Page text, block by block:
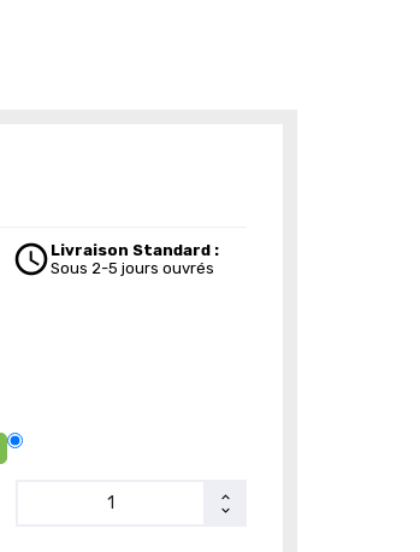
schedule Livraison Standard :
Sous 2-5 jours ouvrés